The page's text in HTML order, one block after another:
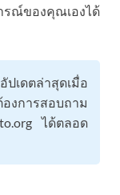
รณ์ของคุณเองได้
ดตล่าสุดเมื่อ
งการสอบถาม
ได้ตลอด